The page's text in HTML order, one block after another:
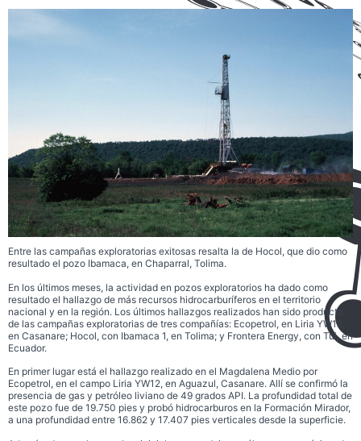
Entre las campañas exploratorias exitosas resalta la de Hocol, que dio como
resultado el pozo Ibamaca, en Chaparral, Tolima.
En los últimos meses, la actividad en pozos exploratorios ha dado como
resultado el hallazgo de más recursos hidrocarburíferos en el territorio
nacional y en la región. Los últimos hallazgos realizados han sido producto
de las campañas exploratorias de tres compañías: Ecopetrol, en Liria YW12,
en Casanare; Hocol, con Ibamaca 1, en Tolima; y Frontera Energy, con Tui, en
Ecuador.
En primer lugar está el hallazgo realizado en el Magdalena Medio por
Ecopetrol, en el campo Liria YW12, en Aguazul, Casanare. Allí se confirmó la
presencia de gas y petróleo liviano de 49 grados API. La profundidad total de
este pozo fue de 19.750 pies y probó hidrocarburos en la Formación Mirador,
a una profundidad entre 16.862 y 17.407 pies verticales desde la superficie.